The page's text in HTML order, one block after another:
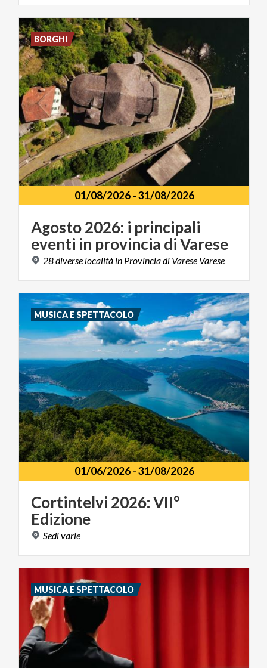
01/08/2026-31/08/2026
Agosto2026: i principali
eventi in provincia diVarese
28diverse località in Provinciadi Varese Varese
BORGHI
01/06/2026-31/08/2026
Cortintelvi 2026:VII°
Edizione
Sedivarie
MUSICA E SPETTACOLO
MUSICA E SPETTACOLO